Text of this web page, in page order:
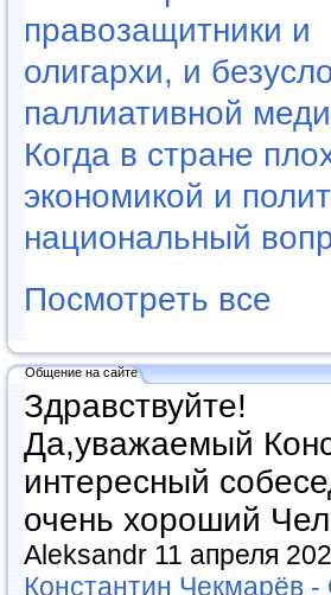
правозащитники и
олигархи, и
паллиативной
Когда в стране
экономикой и
национальный
Посмотреть все
Общение на сайте
Здравствуйте!
Да,уважаемый
интересный
очень хороший
Aleksandr 11 апреля
Константин Чекмарёв